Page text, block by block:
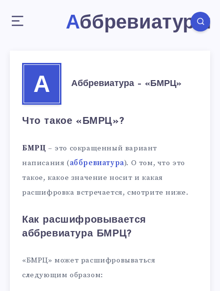
Аббревиатуры
А Аббревиатура – «БМРЦ»
Что такое «БМРЦ»?
БМРЦ – это сокращенный вариант
написания (аббревиатура). О том, что это
такое, какое значение носит и какая
расшифровка встречается, смотрите ниже.
Как расшифровывается
аббревиатура БМРЦ?
«БМРЦ» может расшифровываться
следующим образом: